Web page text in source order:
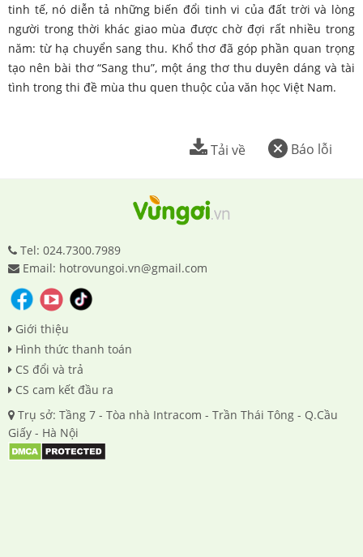
tinh tế, nó diễn tả những biến đổi tinh vi của đất trời và lòng
người trong thời khác giao mùa được chờ đợi rất nhiều trong
năm: từ hạ chuyển sang thu. Khổ thơ đã góp phần quan trọng
tạo nên bài thơ “Sang thu”, một áng thơ thu duyên dáng và tài
tình trong thi đề mùa thu quen thuộc của văn học Việt Nam.
Báo lỗi
Tải về
Tel: 024.7300.7989
Email: hotrovungoi.vn@gmail.com
Giới thiệu
Hình thức thanh toán
CS đổi và trả
CS cam kết đầu ra
Trụ sở: Tầng 7 - Tòa nhà Intracom - Trần Thái Tông - Q.Cầu
Giấy - Hà Nội